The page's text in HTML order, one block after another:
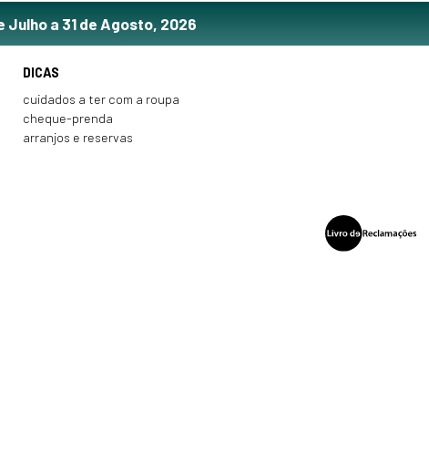
Julho a 31 de Agosto, 2026
DICAS
cuidados a ter com a roupa
cheque-prenda
arranjos e reservas